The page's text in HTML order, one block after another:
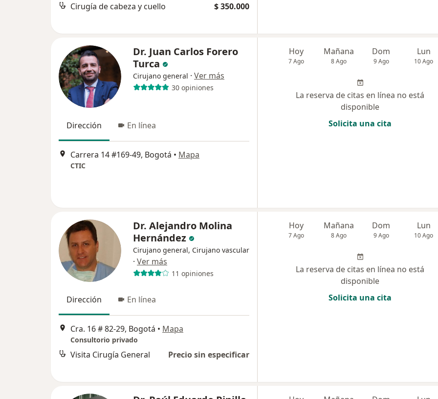
Cirugía de cabeza y cuello $ 350.000
Dr. Juan Carlos Forero
Turca
Cirujano general · Ver más
30 opiniones
Dirección En línea
Carrera 14 #169-49, Bogotá • Mapa
CTIC
Hoy
7 Ago
Mañana
8 Ago
Dom
9 Ago
Lun
10 Ago
La reserva de citas en línea no está
disponible
Solicita una cita
Dr. Alejandro Molina
Hernández
Cirujano general, Cirujano vascular
· Ver más
11 opiniones
Dirección En línea
Cra. 16 # 82-29, Bogotá • Mapa
Consultorio privado
Visita Cirugía General Precio sin especificar
Hoy
7 Ago
Mañana
8 Ago
Dom
9 Ago
Lun
10 Ago
La reserva de citas en línea no está
disponible
Solicita una cita